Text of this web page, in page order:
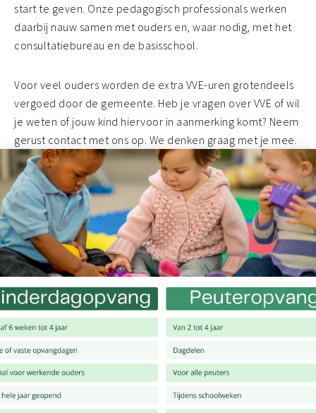
start te geven. Onze pedagogisch professionals werken
daarbij nauw samen met ouders en, waar nodig, met het
consultatiebureau en de basisschool.
Voor veel ouders worden de extra VVE-uren grotendeels
vergoed door de gemeente. Heb je vragen over VVE of wil
je weten of jouw kind hiervoor in aanmerking komt? Neem
gerust contact met ons op. We denken graag met je mee.